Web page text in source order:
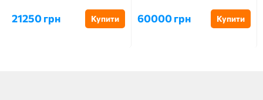
21250 грн Купити 60000 грн Купити